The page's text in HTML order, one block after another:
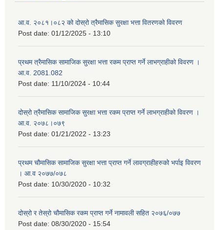
आ.व. २०८१।०८२ को दोस्रो त्रैमासिक सुरक्षा भत्ता वितरणको विवरण
Post date: 01/12/2025 - 13:10
प्रथम त्रैमासिक सामाजिक सुरक्षा भत्ता रकम प्राप्त गर्ने लाभग्राहीको विवरण ।
आ.व. 2081.082
Post date: 11/10/2024 - 10:44
दोस्रो त्रैमासिक सामाजिक सुरक्षा भत्ता रकम प्राप्त गर्ने लाभग्राहीको विवरण ।
आ.व. २०७८।०७९
Post date: 01/21/2022 - 13:23
प्रथम चौमासिक सामाजिक सुरक्षा भत्ता प्राप्त गर्ने लावग्राहीहरुको भर्पाइ विवरण
। आ.व २०७७/०७८
Post date: 10/30/2020 - 10:32
दोस्रो र तेस्रो चौमासिक रकम प्राप्त गर्ने नामावली सहित २०७६/०७७
Post date: 08/30/2020 - 15:54